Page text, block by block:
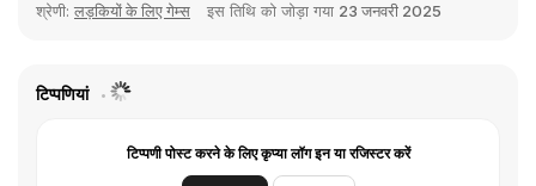
श्रेणी: लड़कियों के लिए गेम्स इस तिथि को जोड़ा गया 23 जनवरी 2025
टिप्पणियां
टिप्पणी पोस्ट करने के लिए कृप्या लॉग इन या रजिस्टर करें